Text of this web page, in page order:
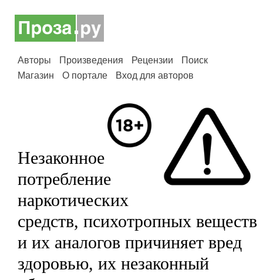
Авторы Произведения Рецензии
Поиск
Магазин
О портале Вход для авторов
Незаконное
потребление
наркотических
средств, психотропных веществ
и их аналогов причиняет вред
здоровью, их незаконный